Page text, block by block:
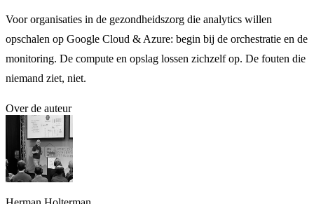
Voor organisaties in de gezondheidszorg die analytics willen
opschalen op Google Cloud & Azure: begin bij de orchestratie en de
monitoring. De compute en opslag lossen zichzelf op. De fouten die
niemand ziet, niet.
Over de auteur